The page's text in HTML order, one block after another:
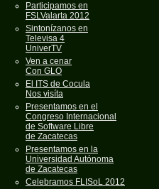
Participamos en
FSLValarta 2012
Sintonízanos en
Televisa 4
UniverTV
Ven a cenar
Con GLO
El ITS de Cocula
Nos visíta
Presentamos en el
Congreso Internacional
de Software Libre
de Zacatecas
Presentamos en la
Universidad Autónoma
de Zacatecas
Celebramos FLISoL 2012